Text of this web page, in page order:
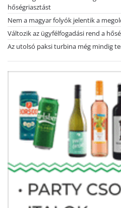
hőségriasztást
Nem a magyar folyók jelentik a
Változik az ügyfélfogadási rend a
Az utolsó paksi turbina még mindig